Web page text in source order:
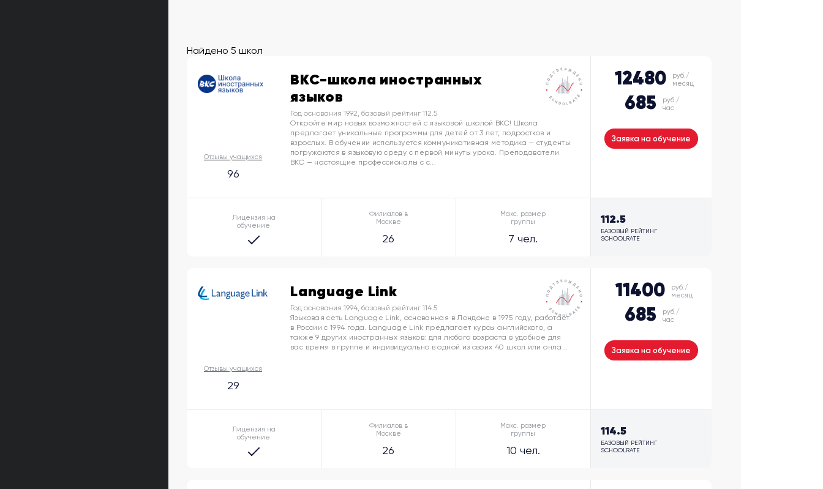
Найдено 5 школ
BKC-школа иностранных
языков
Год основания 1992, базовый рейтинг 112.5
Откройте мир новых возможностей с языковой школой BKC! Школа
предлагает уникальные программы для детей от 3 лет, подростков и
взрослых. В обучении используется коммуникативная методика — студенты
погружаются в языковую среду с первой минуты урока. Преподаватели
BKC — настоящие профессионалы с с...
Отзывы учащихся
96
Филиалов в
Москве
26
Макс. размер
группы
7 чел.
Лицензия на
обучение
12480
руб./
месяц
685
руб./
час
Заявка на обучение
112.5
БАЗОВЫЙ РЕЙТИНГ
SCHOOLRATE
Language Link
Год основания 1994, базовый рейтинг 114.5
Языковая сеть Language Link, основанная в Лондоне в 1975 году, работает
в России с 1994 года. Language Link предлагает курсы английского, а
также 9 других иностранных языков: для любого возраста в удобное для
вас время в группе и индивидуально в одной из своих 40 школ или онла...
Отзывы учащихся
29
Филиалов в
Москве
26
Макс. размер
группы
10 чел.
Лицензия на
обучение
11400
руб./
месяц
685
руб./
час
Заявка на обучение
114.5
БАЗОВЫЙ РЕЙТИНГ
SCHOOLRATE